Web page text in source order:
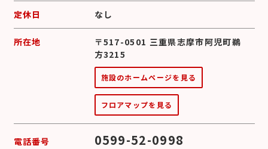
定休日 なし
所在地
〒517-0501 三重県志摩市阿児町鵜
方3215
施設のホームページを見る
フロアマップを見る
電話番号 0599-52-0998